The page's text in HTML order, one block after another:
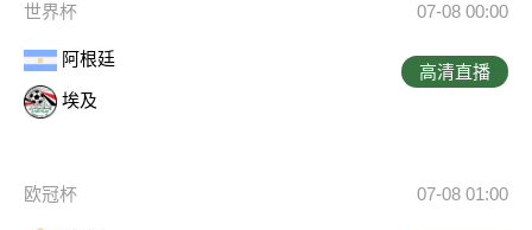
世界杯 07-08 00:00
阿根廷
埃及
高清直播
欧冠杯 07-08 01:00